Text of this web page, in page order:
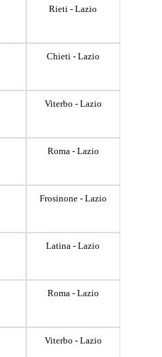
Rieti - Lazio
Chieti - Lazio
Viterbo - Lazio
Roma - Lazio
Frosinone - Lazio
Latina - Lazio
Roma - Lazio
Viterbo - Lazio